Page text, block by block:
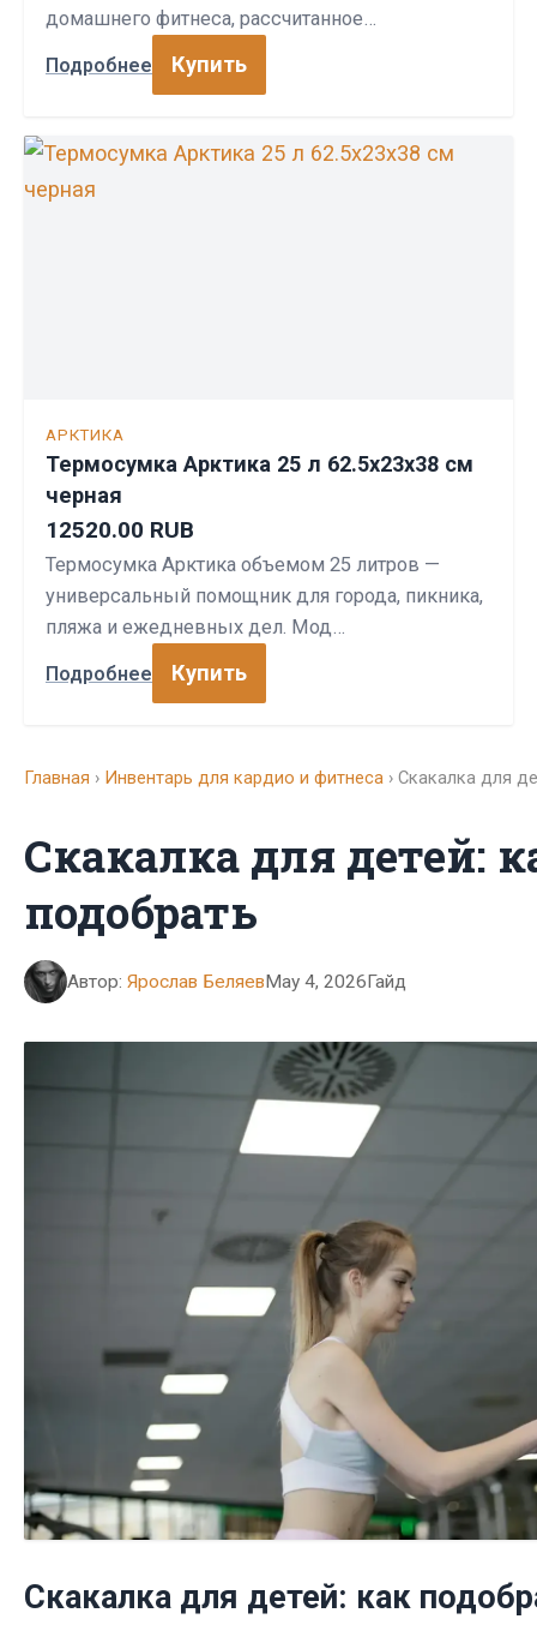
домашнего фитнеса, рассчитанное…
Подробнее Купить
АРКТИКА
Термосумка Арктика 25 л 62.5x23x38 см
черная
12520.00 RUB
Термосумка Арктика объемом 25 литров —
универсальный помощник для города, пикника,
пляжа и ежедневных дел. Мод…
Подробнее Купить
Главная › Инвентарь для кардио и фитнеса › Скакалка для
Скакалка для детей:
подобрать
Автор: Ярослав БеляевMay 4, 2026Гайд
Скакалка для детей: как